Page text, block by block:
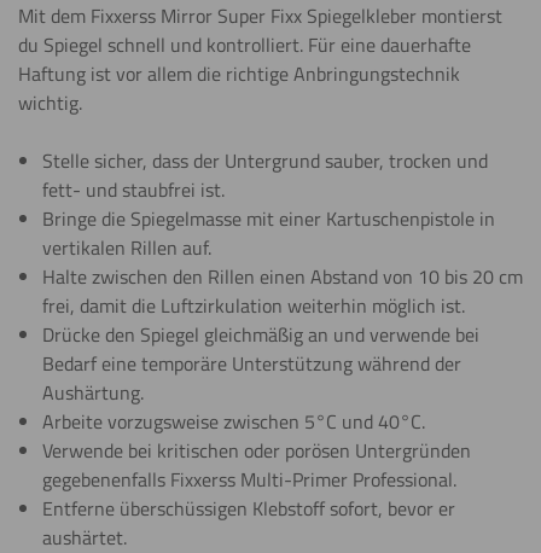
Mit dem Fixxerss Mirror Super Fixx Spiegelkleber montierst
du Spiegel schnell und kontrolliert. Für eine dauerhafte
Haftung ist vor allem die richtige Anbringungstechnik
wichtig.
Stelle sicher, dass der Untergrund sauber, trocken und
fett- und staubfrei ist.
Bringe die Spiegelmasse mit einer Kartuschenpistole in
vertikalen Rillen auf.
Halte zwischen den Rillen einen Abstand von 10 bis 20 cm
frei, damit die Luftzirkulation weiterhin möglich ist.
Drücke den Spiegel gleichmäßig an und verwende bei
Bedarf eine temporäre Unterstützung während der
Aushärtung.
Arbeite vorzugsweise zwischen 5°C und 40°C.
Verwende bei kritischen oder porösen Untergründen
gegebenenfalls Fixxerss Multi-Primer Professional.
Entferne überschüssigen Klebstoff sofort, bevor er
aushärtet.